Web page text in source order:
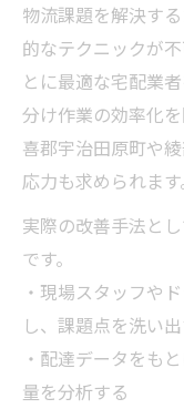
物流課題を解決す
的なテクニックが
とに最適な宅配業
分け作業の効率化
喜郡宇治田原町や
応力も求められます
実際の改善手法と
です。
・現場スタッフや
し、課題点を洗い
・配達データをも
量を分析する